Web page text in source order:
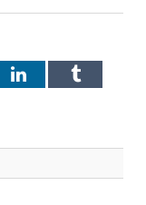
LinkedInTumblr